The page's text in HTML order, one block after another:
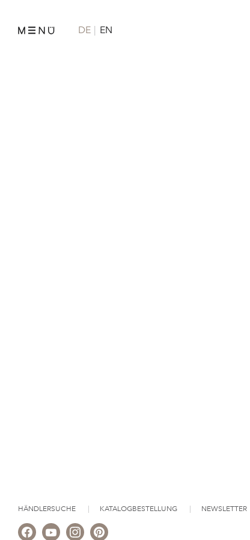
DE EN
HÄNDLERSUCHE KATALOGBESTELLUNG NEWSLETTER